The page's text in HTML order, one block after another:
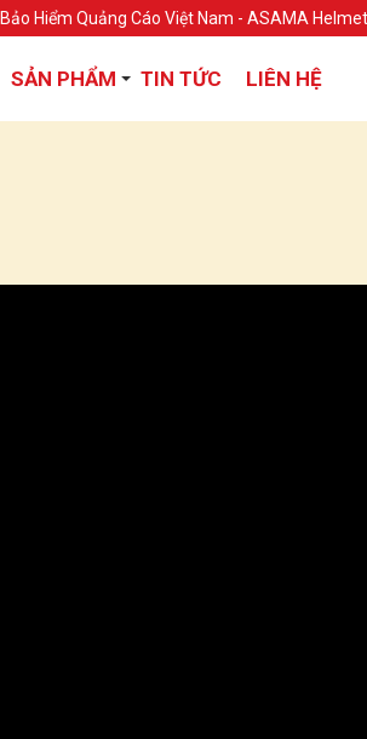
Hiểm Quảng Cáo Việt Nam - ASAMA Helmet
SẢN PHẨM TIN TỨC LIÊN HỆ